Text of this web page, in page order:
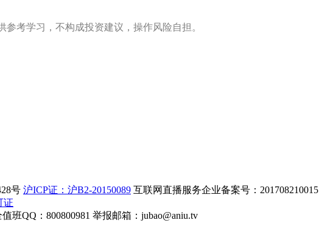
参考学习，不构成投资建议，操作风险自担。
号 沪ICP证：沪B2-20150089 互联网直播服务企业备案号：201708210015
证
班QQ：800800981 举报邮箱： jubao@aniu.tv